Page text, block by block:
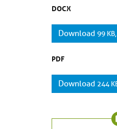
DOCX
Download 99
PDF
Download 244